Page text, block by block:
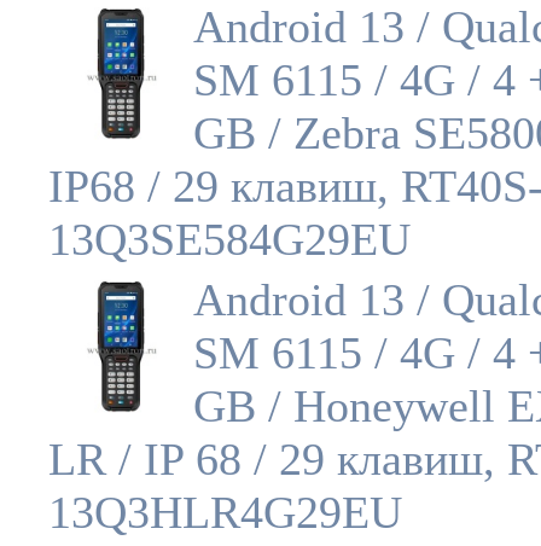
Android 13 /
SM 6115 / 4G / 4
GB / Zebra
IP68 / 29 клавиш,
13Q3SE584G29EU
Android 13 /
SM 6115 / 4G / 4
GB / Honeywell
LR / IP 68 / 29 клавиш,
13Q3HLR4G29EU